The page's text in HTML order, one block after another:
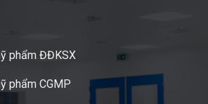
phẩm ĐĐKSX
phẩm CGMP